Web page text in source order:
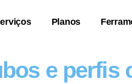
Planos
e perfis